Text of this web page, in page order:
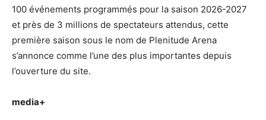
100 événements programmés pour la saison 2026-2027
et près de 3 millions de spectateurs attendus, cette
première saison sous le nom de Plenitude Arena
s’annonce comme l’une des plus importantes depuis
l’ouverture du site.
media+